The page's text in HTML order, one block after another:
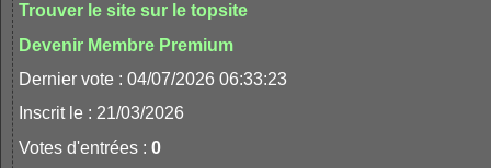
Trouver le site sur le topsite
Devenir Membre Premium
Dernier vote : 04/07/2026 06:33:23
Inscrit le : 21/03/2026
Votes d'entrées : 0